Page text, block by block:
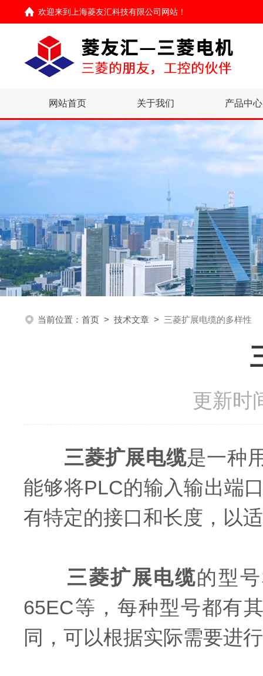
欢迎来到 上海菱友汇科技有限公司网站 ！
网站首页 关于我们 产品中心
当前位置： 首页 > 技术文章 > 三菱扩展电缆的多样性
更新时
三菱扩展电缆是一种
能够将PLC的输入输出端
有特定的接口和长度，以
三菱扩展电缆的型
65EC等，每种型号都有
同，可以根据实际需要进